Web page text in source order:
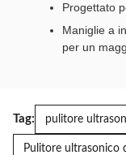
Progettato
Maniglie a
per un
Tag: pulitore
Pulitore ultrasonico